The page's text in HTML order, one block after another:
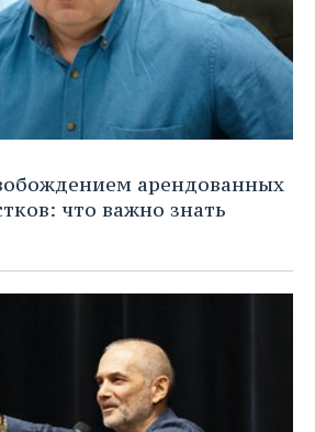
арендованных
что важно знать